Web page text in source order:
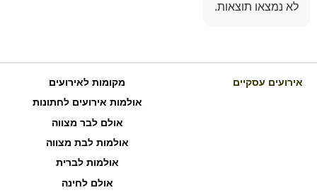
לא נמצאו תוצאות.
אירועים עסקיים
מקומות לאירועים
אולמות אירועים לחתונות
אולם לבר מצווה
אולמות לבת מצווה
אולמות לברית
אולם לחינה